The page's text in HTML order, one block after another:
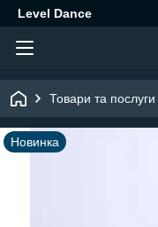
Level Dance
Товари та послуги
Новинка